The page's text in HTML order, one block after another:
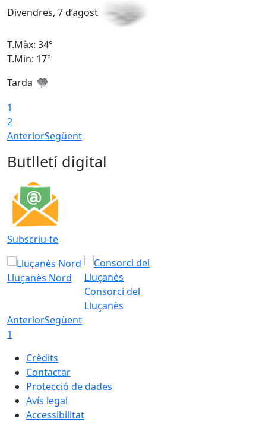
Divendres, 7 d’agost
T.Màx: 34°
T.Min: 17°
Tarda
1
2
AnteriorSegüent
Butlletí digital
Subscriu-te
Lluçanès Nord
Consorci del
Lluçanès
AnteriorSegüent
1
Crèdits
Contactar
Protecció de dades
Avís legal
Accessibilitat